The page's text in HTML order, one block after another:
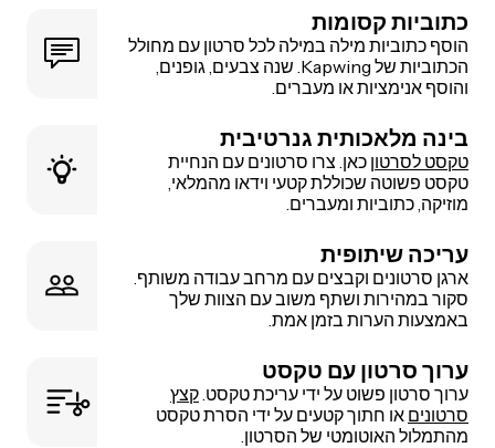
כתוביות קסומות
הוסף כתוביות מילה במילה לכל סרטון עם מחולל
הכתוביות של Kapwing. שנה צבעים, גופנים,
והוסף אנימציות או מעברים.
בינה מלאכותית גנרטיבית
טקסט לסרטון כאן. צרו סרטונים עם הנחיית
טקסט פשוטה שכוללת קטעי וידאו מהמלאי,
מוזיקה, כתוביות ומעברים.
עריכה שיתופית
ארגן סרטונים וקבצים עם מרחב עבודה משותף.
סקור במהירות ושתף משוב עם הצוות שלך
באמצעות הערות בזמן אמת.
ערוך סרטון עם טקסט
ערוך סרטון פשוט על ידי עריכת טקסט. קצץ
סרטונים או חתוך קטעים על ידי הסרת טקסט
מהתמלול האוטומטי של הסרטון.